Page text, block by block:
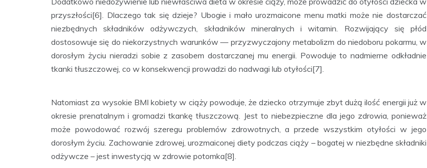
przyszłości[6]. Dlaczego tak się dzieje? Ubogie i mało urozmaicone menu matki może nie dostarczać
niezbędnych składników odżywczych, składników mineralnych i witamin. Rozwijający się płód
dostosowuje się do niekorzystnych warunków — przyzwyczajony metabolizm do niedoboru pokarmu, w
dorosłym życiu nieradzi sobie z zasobem dostarczanej mu energii. Powoduje to nadmierne odkładnie
tkanki tłuszczowej, co w konsekwencji prowadzi do nadwagi lub otyłości[7].
Natomiast za wysokie BMI kobiety w ciąży powoduje, że dziecko otrzymuje zbyt dużą ilość energii już w
okresie prenatalnym i gromadzi tkankę tłuszczową. Jest to niebezpieczne dla jego zdrowia, ponieważ
może powodować rozwój szeregu problemów zdrowotnych, a przede wszystkim otyłości w jego
dorosłym życiu. Zachowanie zdrowej, urozmaiconej diety podczas ciąży – bogatej w niezbędne składniki
odżywcze – jest inwestycją w zdrowie potomka[8].